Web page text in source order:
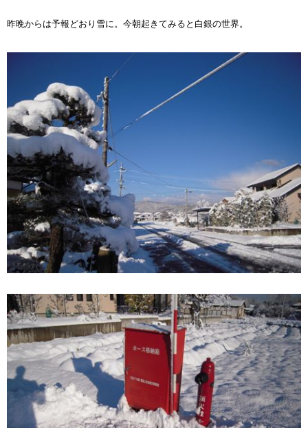
昨晩からは予報どおり雪に。今朝起きてみると白銀の世界。